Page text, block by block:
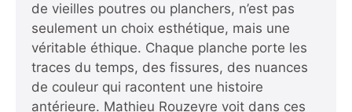
de vieilles poutres ou planchers, n’est pas
seulement un choix esthétique, mais une
véritable éthique. Chaque planche porte les
traces du temps, des fissures, des nuances
de couleur qui racontent une histoire
antérieure. Mathieu Rouzeyre voit dans ces